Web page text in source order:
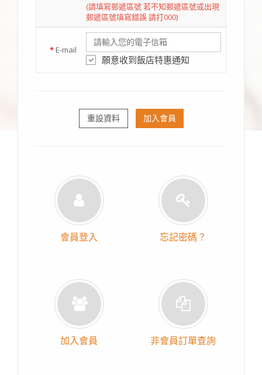
(請填寫郵遞區號 若不知郵遞區號或出現
郵遞區號填寫錯誤 請打000)
* E-mail
願意收到飯店特惠通知
重設資料 加入會員
會員登入 忘記密碼？
加入會員 非會員訂單查詢